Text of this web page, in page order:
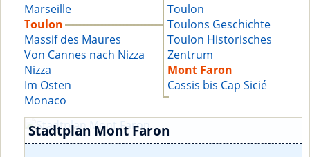
Marseille
Toulon
Massif des Maures
Von Cannes nach Nizza
Nizza
Im Osten
Monaco
Toulon
Toulons Geschichte
Toulon Historisches
Zentrum
Mont Faron
Cassis bis Cap Sicié
Stadtplan Mont Faron